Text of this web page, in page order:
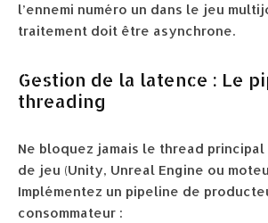
l’ennemi numéro un dans le jeu
traitement doit être asynchrone.
Gestion de la latence : Le
threading
Ne bloquez jamais le thread
de jeu (Unity, Unreal Engine ou
Implémentez un pipeline de
consommateur :